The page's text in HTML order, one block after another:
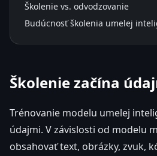
Školenie vs. odvodzovanie
Budúcnosť školenia umelej
Školenie začína
Trénovanie modelu umelej
údajmi. V závislosti od modelu
obsahovať text, obrázky, zvuk,